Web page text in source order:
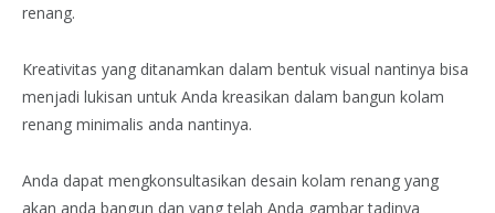
renang.
Kreativitas yang ditanamkan dalam bentuk visual nantinya bisa
menjadi lukisan untuk Anda kreasikan dalam bangun kolam
renang minimalis anda nantinya.
Anda dapat mengkonsultasikan desain kolam renang yang
akan anda bangun dan yang telah Anda gambar tadinya